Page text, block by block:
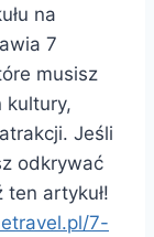
na
7
musisz
kultury,
Jeśli
odkrywać
artykuł!
7-